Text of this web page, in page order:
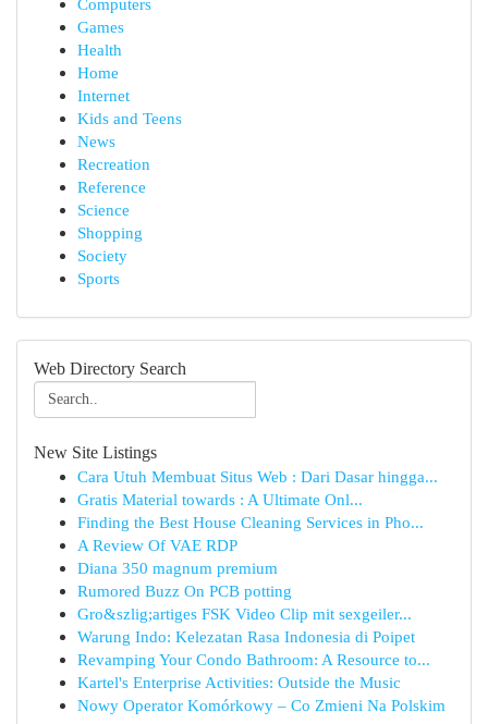
Computers
Games
Health
Home
Internet
Kids and Teens
News
Recreation
Reference
Science
Shopping
Society
Sports
Web Directory Search
New Site Listings
Cara Utuh Membuat Situs Web : Dari Dasar hingga...
Gratis Material towards : A Ultimate Onl...
Finding the Best House Cleaning Services in Pho...
A Review Of VAE RDP
Diana 350 magnum premium
Rumored Buzz On PCB potting
Gro&szlig;artiges FSK Video Clip mit sexgeiler...
Warung Indo: Kelezatan Rasa Indonesia di Poipet
Revamping Your Condo Bathroom: A Resource to...
Kartel's Enterprise Activities: Outside the Music
Nowy Operator Komórkowy – Co Zmieni Na Polskim